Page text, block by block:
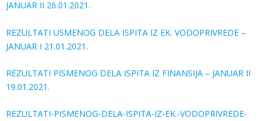
JANUAR II 26.01.2021.
REZULTATI USMENOG DELA ISPITA IZ EK. VODOPRIVREDE –
JANUAR I 21.01.2021.
REZULTATI PISMENOG DELA ISPITA IZ FINANSIJA – JANUAR II
19.01.2021.
REZULTATI-PISMENOG-DELA-ISPITA-IZ-EK.-VODOPRIVREDE-